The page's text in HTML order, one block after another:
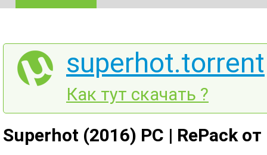
superhot.torrent
Как тут скачать ?
Superhot (2016) PC | RePack